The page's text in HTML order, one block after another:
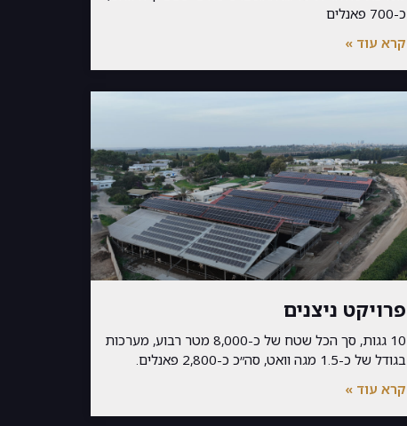
כ-700 פאנלים
קרא עוד »
פרויקט ניצנים
10 גגות, סך הכל שטח של כ-8,000 מטר רבוע, מערכות
בגודל של כ-1.5 מגה וואט, סה״כ כ-2,800 פאנלים.
קרא עוד »